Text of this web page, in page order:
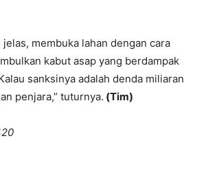
jelas, membuka lahan dengan cara
kabut asap yang berdampak
sanksinya adalah denda miliaran
penjara,” tuturnya. (Tim)